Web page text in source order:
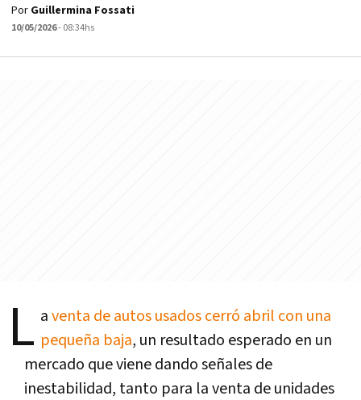
Por Guillermina Fossati
10/05/2026- 08:34hs
L aventa de autos usados cerró abril con una
pequeña baja, un resultado esperado en un
mercado que viene dando señales de
inestabilidad, tanto para la venta de unidades